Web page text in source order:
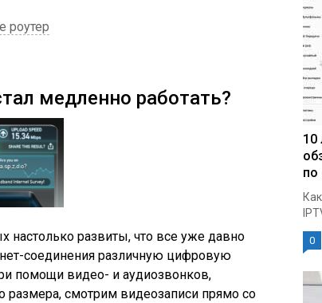
роутер
медленно работать?
настолько развиты, что все уже давно
соединения различную цифровую
помощи видео- и аудиозвонков,
смотрим видеозаписи прямо со
10
по
0